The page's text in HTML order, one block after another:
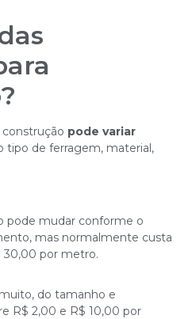
construção pode variar
tipo de ferragem, material,
pode mudar conforme o
mas normalmente custa
30,00 por metro.
do tamanho e
R$ 2,00 e R$ 10,00 por